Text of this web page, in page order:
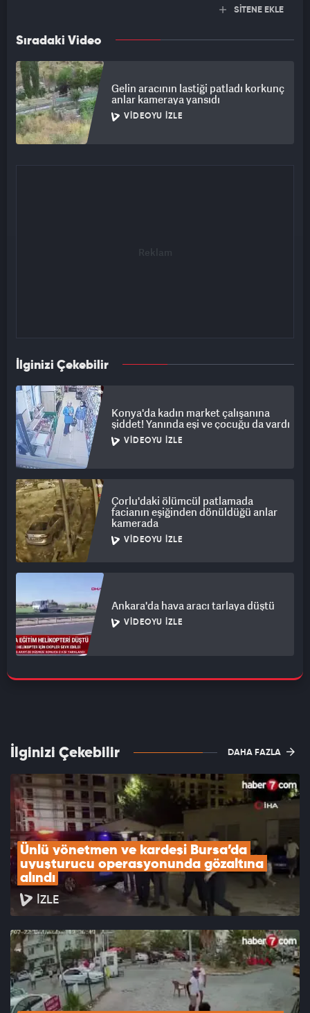
SİTENE EKLE
Sıradaki Video
Gelin aracının lastiği patladı korkunç
anlar kameraya yansıdı
VIDEOYU İZLE
İlginizi Çekebilir
Konya'da kadın market çalışanına
şiddet! Yanında eşi ve çocuğu da vardı
VIDEOYU İZLE
Çorlu'daki ölümcül patlamada
facianın eşiğinden dönüldüğü anlar
kamerada
VIDEOYU İZLE
Ankara'da hava aracı tarlaya düştü
VIDEOYU İZLE
İlginizi Çekebilir DAHA FAZLA
Ünlü yönetmen ve kardeşi Bursa’da
uyuşturucu operasyonunda gözaltına
alındı
İZLE